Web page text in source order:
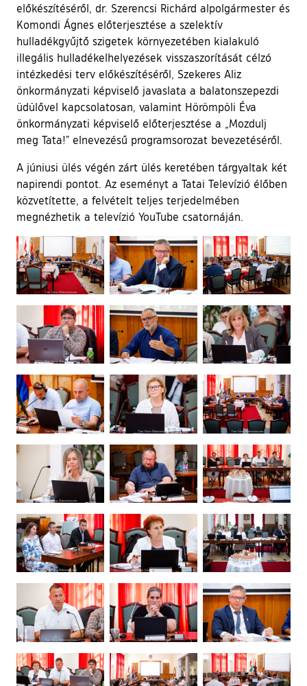
előkészítéséről, dr. Szerencsi Richárd alpolgármester és
Komondi Ágnes előterjesztése a szelektív
hulladékgyűjtő szigetek környezetében kialakuló
illegális hulladékelhelyezések visszaszorítását célzó
intézkedési terv előkészítéséről, Szekeres Aliz
önkormányzati képviselő javaslata a balatonszepezdi
üdülővel kapcsolatosan, valamint Hörömpöli Éva
önkormányzati képviselő előterjesztése a „Mozdulj
meg Tata!” elnevezésű programsorozat bevezetéséről.
A júniusi ülés végén zárt ülés keretében tárgyaltak két
napirendi pontot. Az eseményt a Tatai Televízió élőben
közvetítette, a felvételt teljes terjedelmében
megnézhetik a televízió YouTube csatornáján.
Ugrás a galéria utánra